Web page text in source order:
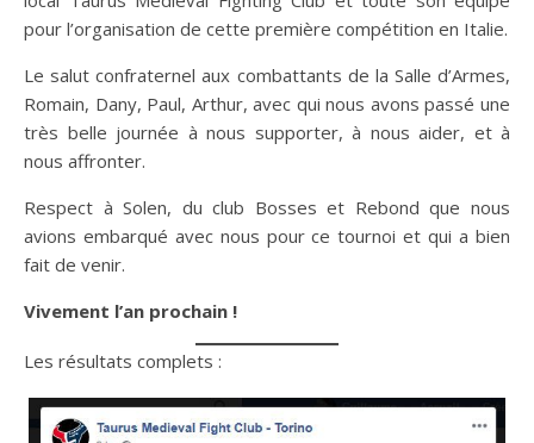
pour l’organisation de cette première compétition en Italie.
Le salut confraternel aux combattants de la Salle d’Armes,
Romain, Dany, Paul, Arthur, avec qui nous avons passé une
très belle journée à nous supporter, à nous aider, et à
nous affronter.
Respect à Solen, du club Bosses et Rebond que nous
avions embarqué avec nous pour ce tournoi et qui a bien
fait de venir.
Vivement l’an prochain !
Les résultats complets :